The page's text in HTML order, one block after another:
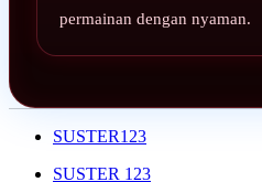
permainan dengan nyaman.
SUSTER123
SUSTER 123